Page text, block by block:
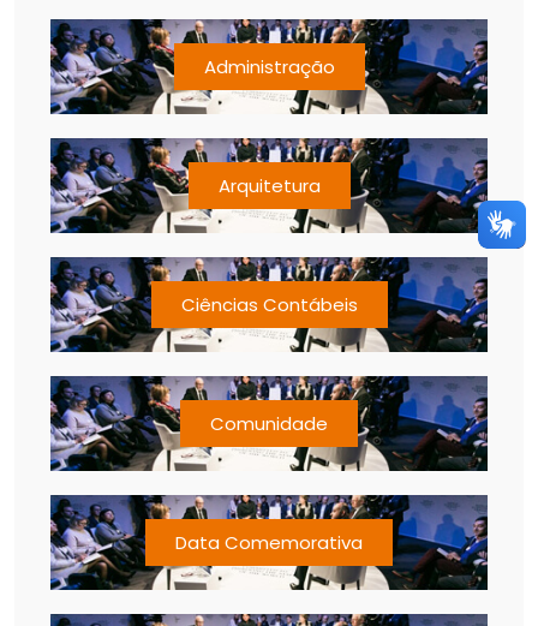
Administração
Arquitetura
Ciências Contábeis
Comunidade
Data Comemorativa